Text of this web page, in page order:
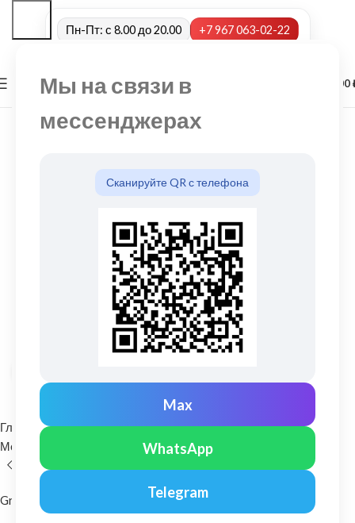
Мы на связи в
мессенджерах
Сканируйте QR с телефона
Max
WhatsApp
Telegram
Пн-Пт: с 8.00 до 20.00 +7 967 063-02-22
МЕНЮ 0,00
Главная Водосточные системы
Металлические водосточные системы
Grand Line